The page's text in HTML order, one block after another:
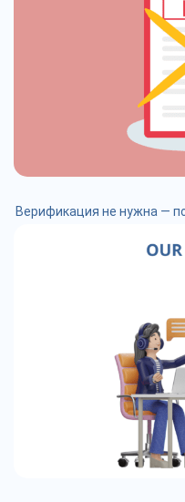
Верификация не нужна —